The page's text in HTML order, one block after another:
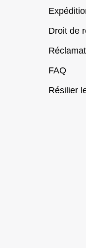
Droit de
FAQ
Résilier